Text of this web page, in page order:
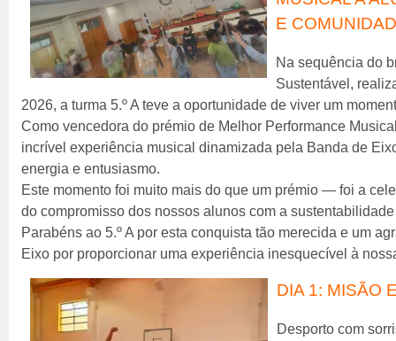
E
Na sequência do
Sustentável,
2026, a turma 5.º A teve a oportunidade de viver um
Como vencedora do prémio de Melhor Performance
incrível experiência musical dinamizada pela Banda de
energia e entusiasmo.
Este momento foi muito mais do que um prémio — foi a
do compromisso dos nossos alunos com a
Parabéns ao 5.º A por esta conquista tão merecida e um
Eixo por proporcionar uma experiência inesquecível à
DIA 1: MISÃO
Desporto com